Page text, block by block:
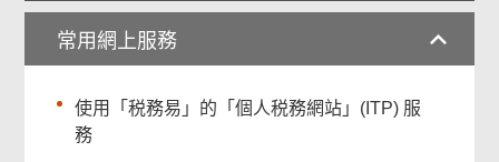
常用網上服務
使用「税務易」的「個人税務網站」(ITP) 服
務